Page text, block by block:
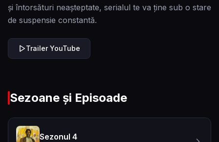
și întorsături neașteptate, serialul te va ține sub o stare
de suspensie constantă.
Trailer YouTube
Sezoane și Episoade
Sezonul 4